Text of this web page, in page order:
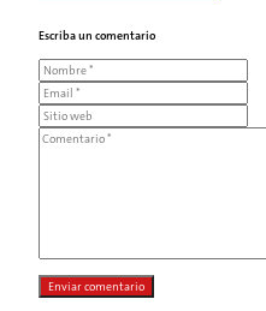
Escriba un comentario